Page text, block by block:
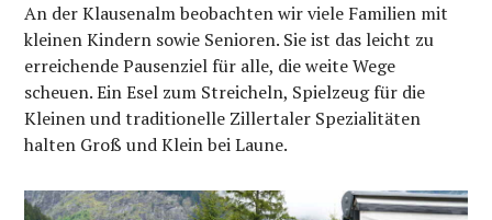
An der Klausenalm beobachten wir viele Familien mit
kleinen Kindern sowie Senioren. Sie ist das leicht zu
erreichende Pausenziel für alle, die weite Wege
scheuen. Ein Esel zum Streicheln, Spielzeug für die
Kleinen und traditionelle Zillertaler Spezialitäten
halten Groß und Klein bei Laune.